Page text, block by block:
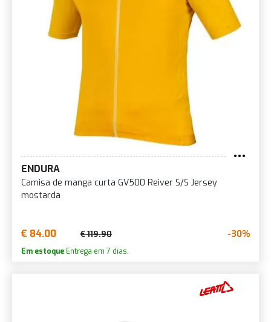
ENDURA
Camisa de manga curta GV500 Reiver S/S Jersey
mostarda
€ 84.00 € 119.90 -30%
Em estoque Entrega em 7 dias.